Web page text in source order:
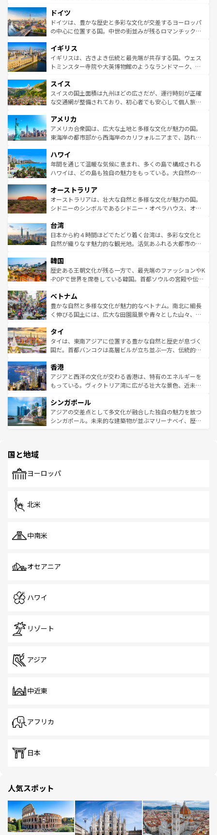
せる。地方によって風土や気候が異なるスペインはその個
性で訪れる人を魅了する。 なお、新着のスペイン情報は コ
ンテンツ一覧を参照してほしい。
で、幅広い魅力が詰まっている。華麗な宮殿、歴史的な大
聖堂、美しいビーチ、そして豊かな自然が、訪れる者を心
から魅了する。また、フランスは美食の国としても知ら
いる。シャンパンの発祥地であるランス、プロヴァンスの
香り高いラベンダー畑など、多彩な楽しみ方が可能だ。さ
らに、パリ以外の地域にも魅力が溢れており、どの街角に
れる地方に足を運ぶとそれぞれで全く異なる文化を体験で
きるだろう。 なお、新着のフランス情報はコンテンツ一覧
を参照してほしい。
ドイツ
ドイツは、豊かな歴史と多彩な文化が交差するヨーロッパ
の中心に位置する国。中世の街並みが残るロマンチック街
顔を持つこの国は、どこを歩いても飽きることがない。ベ
ルリンの文化的活気、バイエルン州のアルプスの絶景、そ
してライン川沿いのワイン畑といった風景は必見。ビール
は、お酒好きな人にはぜひ体験してほしい。 なお、新着の
ドイツ情報はコンテンツ一覧を参照してほしい。
イギリス
イギリスは、古きよき伝統と最先端が共存する国。ウェス
トミンスター寺院や大英博物館のようなランドマーク、歴
リアごとに異なる魅力がある。また、優雅なアフタヌーン
ティー、ビール好きにはたまらない英国パブ、サッカー観
戦など、本場だからこそできる体験も豊富。イギリスを旅
ンツ一覧を参照してほしい。
スイス
スイスの国土面積は九州ほどの広さだが、運行時刻が正確
な交通網が整備されており、初心者でも安心して個人旅行
の建物がそのまま残る町や、スイスならではのユニークな
博物館もあり、アルプス観光だけでなく町歩きも満喫する
ことができる。国民の所得が高いため物価も高いが、旅行
ば市内交通費無料で観光を楽しむこともできる。 なお、新
着のスイス情報はコンテンツ一覧 を参照してほしい。
アメリカ
アメリカ合衆国は、広大な土地と多様な文化が魅力の国。
東海岸の都市部から西海岸のカリフォルニアまで、訪れる
のような巨大都市は、観光、ショッピング、エンターテイ
ンメントが詰まった刺激的なスポットだ。一方、アメリカ
西部には大自然が広がり、グランドキャニオンやイエロー
部のニューオーリンズでは、音楽と美食が融合した独特の
文化が魅力。旅行者はアメリカの各地域で異なる魅力を楽
しみながら、その多様性と豊かな歴史を感じることができ
ならではの贅沢な旅のスタイルだ。 なお、新着のアメリカ
情報はコンテンツ一覧を参照してほしい。
ハワイ
年間を通じて温暖な気候に恵まれ、多くの島で構成される
ハワイは、どの島も独自の魅力をもっている。大自然の神
ワイ島は見逃せない。また、定番の観光地といえばオアフ
島だが、静かな自然を求めるならマウイ島やカウアイ島が
おすすめ。エメラルドグリーンに輝く海をはじめ、豊かな
れるおもてなしの心で訪れる人々を迎えてくれるハワイの
人々、おいしいローカルフードやハワイアンミュージッ
ク、伝統的なフラダンスなど、すべてがハワイの魅力を彩
ワイを、存分に味わってほしい。 なお、新着のハワイ情報
はコンテンツ一覧を参照してほしい。
オーストラリア
オーストラリアは、壮大な自然と多様な文化が魅力の国。
シドニーのシンボルであるシドニー・オペラハウス、オー
リアリーフや大陸中央部にそびえるウルル（エアーズロッ
ク）、タスマニアの美しい原生林やケアンズの熱帯雨林な
ど、見どころがたくさん。また、カフェやワイン、オージ
いる。アクティビティも充実しており、サーフィンやダイ
ビング、ハイキングなど、アウトドア好きにはたまらな
い。オーストラリアの多彩な魅力を存分に味わいつくそ
参照してほしい。
台湾
日本から約４時間ほどでたどり着く台湾は、多彩な文化と
自然が織りなす魅力的な観光地。活気あふれる大都市の台
ン）、静ひつな山岳地帯である台湾東部など、都市の喧騒
と山間の静けさが共存しており、訪れる人に新しい発見と
驚きをもたらしてくれる。また、奥深い台湾の食文化も魅
容にもいいと評判のスイーツなど、バラエティ豊かな料理
が味わえる。 なお、新着の台湾情報は コンテンツ一覧を参
照してほしい。
韓国
歴史ある王朝文化が残る一方で、最先端のファッションやK
-POPで世界を席巻している韓国。首都ソウルの宮殿や伝統
き、地方に足を延ばせば四季折々の自然美を楽しむことが
できる。そして、キムチや焼肉、絶品のストリートフード
まで、さまざまな韓国料理が待っている。夜には、韓国な
リティに包まれながら、韓国の多彩な魅力を心ゆくまで味
わってみてほしい。 なお、新着の韓国情報はコンテンツ一
覧を参照してほしい。
ベトナム
豊かな自然と多様な文化が魅力的なベトナム。南北に細長
く伸びる国土には、広大な田園風景や青々とした山々、世
急速な発展と共に伝統が息づく。ハノイの古い町並みやホ
ーチミン市のフランス統治時代の建物も、独特の雰囲気を
醸し出している。また、バラエティの豊かさとおいしさで
とつ。フォーやバインミー、ベトナムコーヒーなどは、ぜ
ひ現地で味わいたい。どの地域を訪れてもあたたかい人々
が旅行者を迎えてくれるので、きっと忘れられない旅にな
参照してほしい。
タイ
タイは、東南アジアに位置する豊かな自然と歴史が息づく
国だ。首都バンコクは高層ビルが立ち並ぶ一方、伝統的な
の活気が交差している。北部ではチェンマイなどの山岳地
帯で自然と触れ合い、南部ではプーケットやクラビの美し
いビーチでリゾート気分を楽しむことができる。タイ料理
激する。気候は一年中温暖で、どの季節にも異なる楽しみ
が待っている。親しみやすいタイの人々、仏教を中心とし
た文化、そして多様な観光資源が、訪れる旅人を魅了し続
香港
アジアと西洋の文化が交わる香港は、特有のエネルギーを
もっている。ヴィクトリア湾に広がる壮大な景色、近未来
み、どこを訪れても感動するはず。観光スポットが密集し
ており、効率よく見どころを回れるのも魅力。息をのむよ
うな絶景から文化的な体験まで、香港を存分に楽しみ尽く
シンガポール
アジアの交差点として多文化が融合した独自の魅力を放つ
シンガポール。未来的な建築物が並ぶマリーナベイ、歴史
で、ホーカーズは地元の風情を楽しめる外せないスポット
国と地域
ヨーロッパ
北米
中南米
オセアニア
ハワイ
リゾート
アジア
中近東
アフリカ
日本
人気スポット